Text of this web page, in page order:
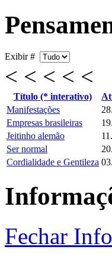
Exibir #
< < < < <
Título (* interativo)
Manifestações
Empresas brasileiras
Jeitinho alemão
Ser normal
Cordialidade e Gentileza
Fechar Info